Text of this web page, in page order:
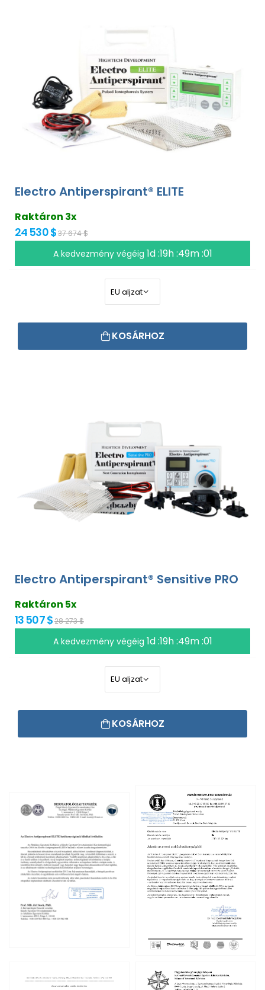
Electro Antiperspirant® ELITE
Raktáron 3x
24 530 $37 674 $
A kedvezmény végéig 1d :19h :49m :00
KOSÁRHOZ
Electro Antiperspirant® Sensitive PRO
Raktáron 5x
13 507 $28 273 $
A kedvezmény végéig 1d :19h :49m :00
KOSÁRHOZ